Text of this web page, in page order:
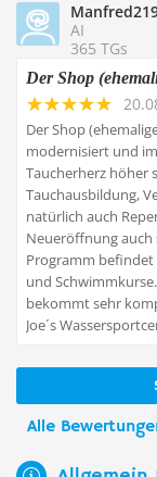
AI
365 TGs
Der Shop
Der Shop
modernisiert und
Taucherherz höher
Tauchausbildung,
natürlich auch
Neueröffnung auch
Programm
und
bekommt sehr
Joe´s
Alle